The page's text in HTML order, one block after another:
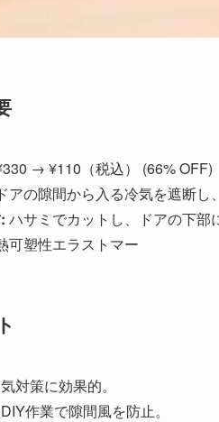
→ ¥110（税込） (66% OFF)
ドアの隙間から入る冷気を遮断し
ハサミでカットし、ドアの下部
可塑性エラストマー
対策に効果的。
作業で隙間風を防止。